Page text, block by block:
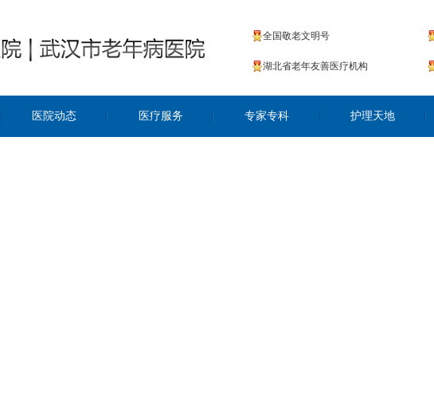
全国敬老文明号
湖北省老年友善医疗机构
医院动态 医疗服务 专家专科 护理天地